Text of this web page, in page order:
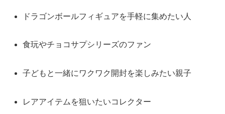
ドラゴンボールフィギュアを手軽に集めたい人
食玩やチョコサプシリーズのファン
子どもと一緒にワクワク開封を楽しみたい親子
レアアイテムを狙いたいコレクター